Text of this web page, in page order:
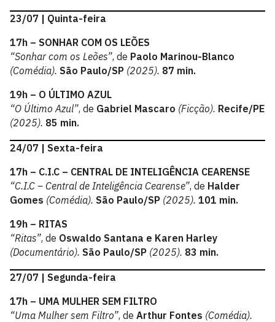
23/07 | Quinta-feira
17h – SONHAR COM OS LEÕES
“Sonhar com os Leões”, de Paolo Marinou-Blanco
(Comédia). São Paulo/SP (2025). 87 min.
19h – O ÚLTIMO AZUL
“O Último Azul”, de Gabriel Mascaro (Ficção). Recife/PE
(2025). 85 min.
24/07 | Sexta-feira
17h – C.I.C – CENTRAL DE INTELIGÊNCIA CEARENSE
“C.I.C – Central de Inteligência Cearense”, de Halder
Gomes (Comédia). São Paulo/SP (2025). 101 min.
19h – RITAS
“Ritas”, de Oswaldo Santana e Karen Harley
(Documentário). São Paulo/SP (2025). 83 min.
27/07 | Segunda-feira
17h – UMA MULHER SEM FILTRO
“Uma Mulher sem Filtro”, de Arthur Fontes (Comédia).